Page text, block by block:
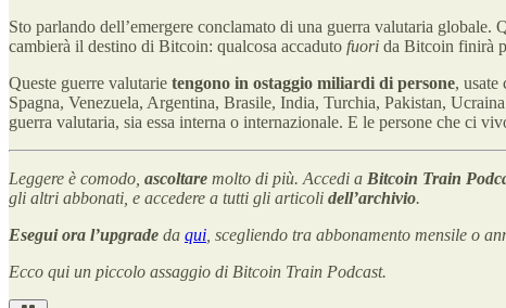
Sto parlando dell’emergere conclamato di una guerra valutaria
cambierà il destino di Bitcoin: qualcosa accaduto fuori da Bitcoin finirà
Queste guerre valutarie tengono in ostaggio miliardi di persone, usate
Spagna, Venezuela, Argentina, Brasile, India, Turchia, Pakistan,
guerra valutaria, sia essa interna o internazionale. E le persone che ci
Leggere è comodo, ascoltare molto di più. Accedi a Bitcoin Train
gli altri abbonati, e accedere a tutti gli articoli dell’archivio.
Esegui ora l’upgrade da qui , scegliendo tra abbonamento mensile o
Ecco qui un piccolo assaggio di Bitcoin Train Podcast.